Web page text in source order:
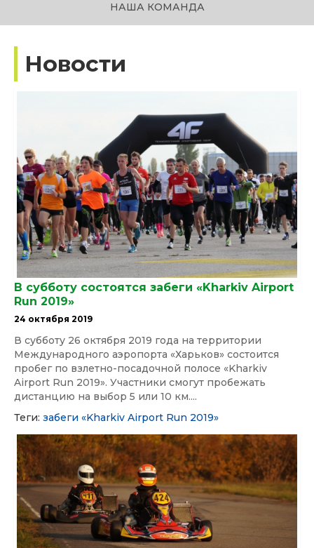
НАША КОМАНДА
Новости
В субботу состоятся забеги «Kharkiv Airport
Run 2019»
24 октября 2019
В субботу 26 октября 2019 года на территории
Международного аэропорта «Харьков» состоится
пробег по взлетно-посадочной полосе «Kharkiv
Airport Run 2019». Участники смогут пробежать
дистанцию на выбор 5 или 10 км....
Теги: забеги «Kharkiv Airport Run 2019»